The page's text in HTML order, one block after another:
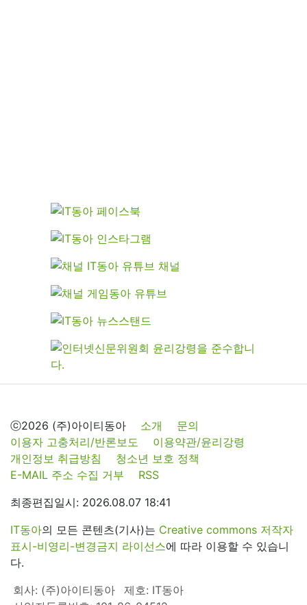
ⓒ2026 (주)아이티동아 소개
문의
이용자 고충처리/반론보도
이용약관/윤리강령
개인정보 취급방침
청소년 보호 정책
E-MAIL 주소 수집 거부
RSS
최종편집일시: 2026.08.07 18:41
IT동아의 모든 콘텐츠(기사)는 Creative commons 저작자
표시-비영리-변경금지 라이선스에 따라 이용할 수 있습니
다.
회사: (주)아이티동아
제호: IT동아